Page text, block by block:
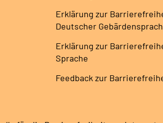
Erklärung zur
Deutscher
Erklärung zur
Sprache
Feedback zur